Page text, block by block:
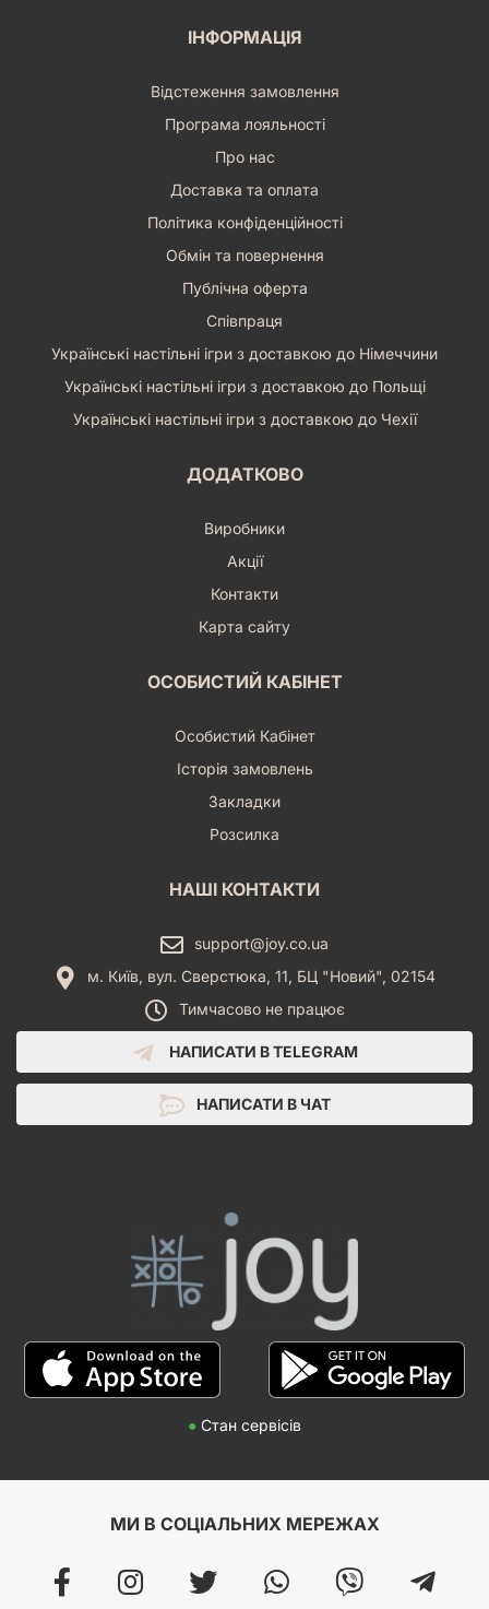
ІНФОРМАЦІЯ
Відстеження замовлення
Програма лояльності
Про нас
Доставка та оплата
Політика конфіденційності
Обмін та повернення
Публічна оферта
Співпраця
Українські настільні ігри з доставкою до Німеччини
Українські настільні ігри з доставкою до Польщі
Українські настільні ігри з доставкою до Чехії
ДОДАТКОВО
Виробники
Акції
Контакти
Карта сайту
ОСОБИСТИЙ КАБІНЕТ
Особистий Кабінет
Історія замовлень
Закладки
Розсилка
НАШІ КОНТАКТИ
support@joy.co.ua
м. Київ, вул. Сверстюка, 11, БЦ "Новий", 02154
Тимчасово не працює
НАПИСАТИ В TELEGRAM
НАПИСАТИ В ЧАТ
● Стан сервісів
МИ В СОЦІАЛЬНИХ МЕРЕЖАХ